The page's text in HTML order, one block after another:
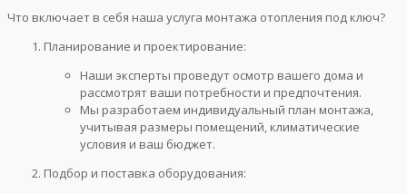
Что включает в себя наша услуга монтажа отопления под ключ?
Планирование и проектирование:
Наши эксперты проведут осмотр вашего дома и
рассмотрят ваши потребности и предпочтения.
Мы разработаем индивидуальный план монтажа,
учитывая размеры помещений, климатические
условия и ваш бюджет.
Подбор и поставка оборудования: